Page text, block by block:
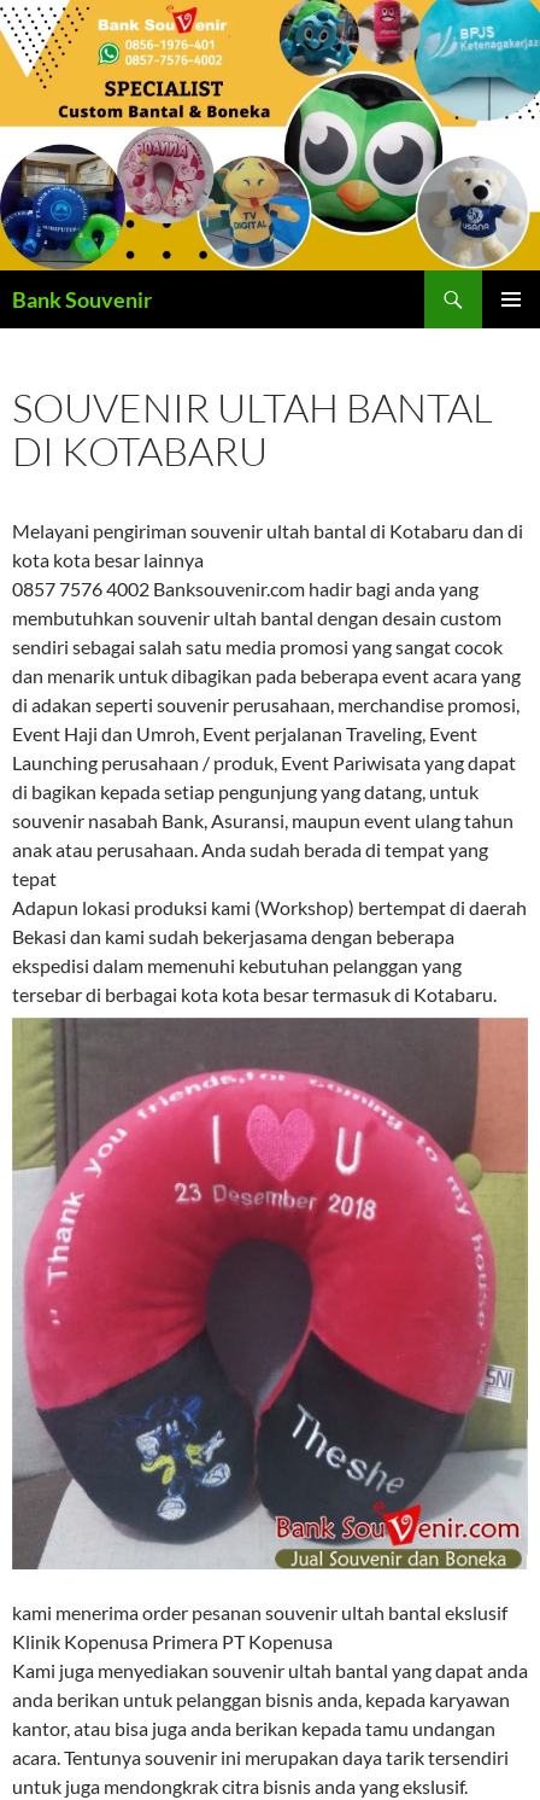
Langsung
ke
Bank Souvenir
SOUVENIR ULTAH BANTAL
DI KOTABARU
Melayani pengiriman souvenir ultah bantal di Kotabaru dan di
kota kota besar lainnya
0857 7576 4002 Banksouvenir.com hadir bagi anda yang
membutuhkan souvenir ultah bantal dengan desain custom
sendiri sebagai salah satu media promosi yang sangat cocok
dan menarik untuk dibagikan pada beberapa event acara yang
di adakan seperti souvenir perusahaan, merchandise promosi,
Event Haji dan Umroh, Event perjalanan Traveling, Event
Launching perusahaan / produk, Event Pariwisata yang dapat
di bagikan kepada setiap pengunjung yang datang, untuk
souvenir nasabah Bank, Asuransi, maupun event ulang tahun
anak atau perusahaan. Anda sudah berada di tempat yang
tepat
Adapun lokasi produksi kami (Workshop) bertempat di daerah
Bekasi dan kami sudah bekerjasama dengan beberapa
ekspedisi dalam memenuhi kebutuhan pelanggan yang
tersebar di berbagai kota kota besar termasuk di Kotabaru.
kami menerima order pesanan souvenir ultah bantal ekslusif
Klinik Kopenusa Primera PT Kopenusa
Kami juga menyediakan souvenir ultah bantal yang dapat anda
anda berikan untuk pelanggan bisnis anda, kepada karyawan
kantor, atau bisa juga anda berikan kepada tamu undangan
acara. Tentunya souvenir ini merupakan daya tarik tersendiri
untuk juga mendongkrak citra bisnis anda yang ekslusif.